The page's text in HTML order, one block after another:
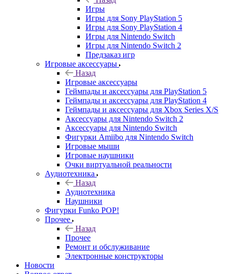
Игры
Игры для Sony PlayStation 5
Игры для Sony PlayStation 4
Игры для Nintendo Switch
Игры для Nintendo Switch 2
Предзаказ игр
Игровые аксессуары
Назад
Игровые аксессуары
Геймпады и аксессуары для PlayStation 5
Геймпады и аксессуары для PlayStation 4
Геймпады и аксессуары для Xbox Series X/S
Аксессуары для Nintendo Switch 2
Аксессуары для Nintendo Switch
Фигурки Amiibo для Nintendo Switch
Игровые мыши
Игровые наушники
Очки виртуальной реальности
Аудиотехника
Назад
Аудиотехника
Наушники
Фигурки Funko POP!
Прочее
Назад
Прочее
Ремонт и обслуживание
Электронные конструкторы
Новости